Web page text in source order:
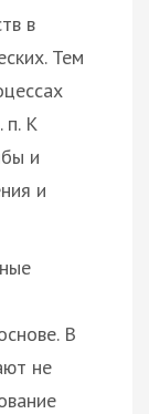
в
Тем
п. К
и
и
В
не